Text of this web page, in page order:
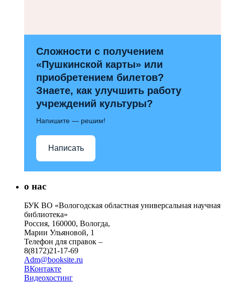
Сложности с получением
«Пушкинской карты» или
приобретением билетов?
Знаете, как улучшить работу
учреждений культуры?
Напишите — решим!
Написать
о нас
БУК ВО «Вологодская областная универсальная научная
библиотека»
Россия, 160000, Вологда,
Марии Ульяновой, 1
Телефон для справок –
8(8172)21-17-69
Adm@booksite.ru
ВКонтакте
Видеохостинг